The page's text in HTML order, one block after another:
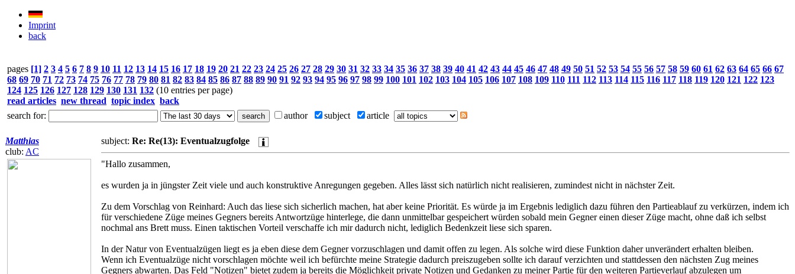
Imprint
back
pages [1] 2 3 4 5 6 7 8 9 10 11 12 13 14 15 16 17 18 19 20 21 22 23 24 25 26 27 28 29 30 31 32 33 34 35 36 37 38 39 40 41 42 43 44 45 46 47 48 49 50 51 52 53 54 55 56 57 58 59 60 61 62 63 64 65 66 67
68 69 70 71 72 73 74 75 76 77 78 79 80 81 82 83 84 85 86 87 88 89 90 91 92 93 94 95 96 97 98 99 100 101 102 103 104 105 106 107 108 109 110 111 112 113 114 115 116 117 118 119 120 121 122 123
124 125 126 127 128 129 130 131 132 (10 entries per page)
read articles new thread topic index back
search for:
author subject article
Matthias
club: AC
subject: Re: Re(13): Eventualzugfolge
"Hallo zusammen,
es wurden ja in jüngster Zeit viele und auch konstruktive Anregungen gegeben. Alles lässt sich natürlich nicht realisieren, zumindest nicht in nächster Zeit.
Zu dem Vorschlag von Reinhard: Auch das liese sich sicherlich machen, hat aber keine Priorität. Es würde ja im Ergebnis lediglich dazu führen den Partieablauf zu verkürzen, indem ich
für verschiedene Züge meines Gegners bereits Antwortzüge hinterlege, die dann unmittelbar gespeichert würden sobald mein Gegner einen dieser Züge macht, ohne daß ich selbst
nochmal ans Brett muss. Einen taktischen Vorteil verschaffe ich mir dadurch nicht, lediglich Bedenkzeit liese sich sparen.
In der Natur von Eventualzügen liegt es ja eben diese dem Gegner vorzuschlagen und damit offen zu legen. Als solche wird diese Funktion daher unverändert erhalten bleiben.
Wenn ich Eventualzüge nicht vorschlagen möchte weil ich befürchte meine Strategie dadurch preiszugeben sollte ich darauf verzichten und stattdessen den nächsten Zug meines
Gegners abwarten. Das Feld "Notizen" bietet zudem ja bereits die Möglichkeit private Notizen und Gedanken zu meiner Partie für den weiteren Partieverlauf abzulegen um